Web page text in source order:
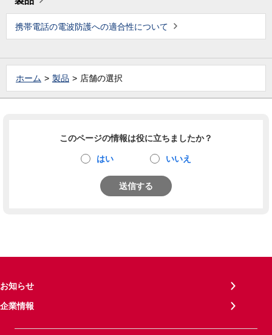
携帯電話の電波防護への適合性について
ホーム 製品 店舗の選択
このページの情報は役に立ちましたか？
はい いいえ
送信する
お知らせ
企業情報